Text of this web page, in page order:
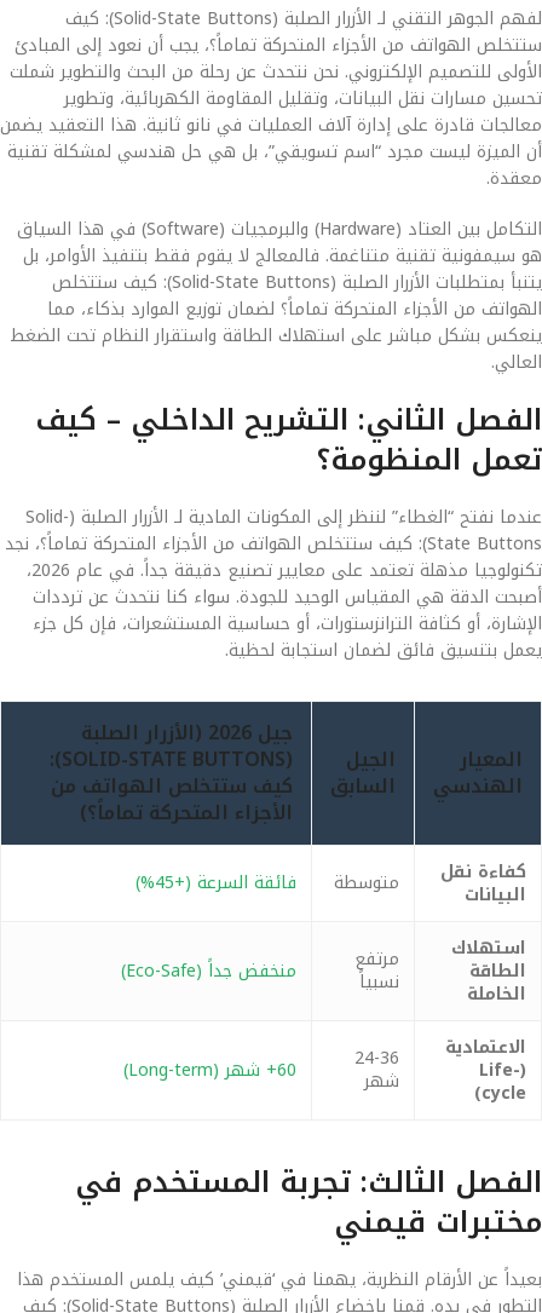
لفهم الجوهر التقني لـ الأزرار الصلبة (Solid-State Buttons): كيف
ستتخلص الهواتف من الأجزاء المتحركة تماماً؟، يجب أن نعود إلى المبادئ
الأولى للتصميم الإلكتروني. نحن نتحدث عن رحلة من البحث والتطوير شملت
تحسين مسارات نقل البيانات، وتقليل المقاومة الكهربائية، وتطوير
معالجات قادرة على إدارة آلاف العمليات في نانو ثانية. هذا التعقيد يضمن
أن الميزة ليست مجرد “اسم تسويقي”، بل هي حل هندسي لمشكلة تقنية
معقدة.
التكامل بين العتاد (Hardware) والبرمجيات (Software) في هذا السياق
هو سيمفونية تقنية متناغمة. فالمعالج لا يقوم فقط بتنفيذ الأوامر، بل
يتنبأ بمتطلبات الأزرار الصلبة (Solid-State Buttons): كيف ستتخلص
الهواتف من الأجزاء المتحركة تماماً؟ لضمان توزيع الموارد بذكاء، مما
ينعكس بشكل مباشر على استهلاك الطاقة واستقرار النظام تحت الضغط
العالي.
الفصل الثاني: التشريح الداخلي – كيف
تعمل المنظومة؟
عندما نفتح “الغطاء” لننظر إلى المكونات المادية لـ الأزرار الصلبة (Solid-
State Buttons): كيف ستتخلص الهواتف من الأجزاء المتحركة تماماً؟، نجد
تكنولوجيا مذهلة تعتمد على معايير تصنيع دقيقة جداً. في عام 2026،
أصبحت الدقة هي المقياس الوحيد للجودة. سواء كنا نتحدث عن ترددات
الإشارة، أو كثافة الترانزستورات، أو حساسية المستشعرات، فإن كل جزء
يعمل بتنسيق فائق لضمان استجابة لحظية.
المعيار
الهندسي
الجيل
السابق
جيل 2026 (الأزرار الصلبة
(SOLID-STATE BUTTONS):
كيف ستتخلص الهواتف من
الأجزاء المتحركة تماماً؟)
كفاءة نقل
البيانات متوسطة
فائقة السرعة (+45%)
استهلاك
الطاقة
الخاملة
مرتفع
نسبياً منخفض جداً (Eco-Safe)
الاعتمادية
(Life-
cycle)
24-36
شهر 60+ شهر (Long-term)
الفصل الثالث: تجربة المستخدم في
مختبرات قيمني
بعيداً عن الأرقام النظرية، يهمنا في ‘قيمني’ كيف يلمس المستخدم هذا
التطور في يده. قمنا بإخضاع الأزرار الصلبة (Solid-State Buttons): كيف